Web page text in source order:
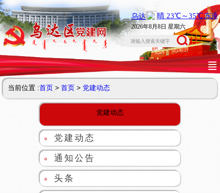
2026年8月8日 星期六
当前位置 :首页> 首页> 党建动态
党建动态
党建动态
通知公告
头条